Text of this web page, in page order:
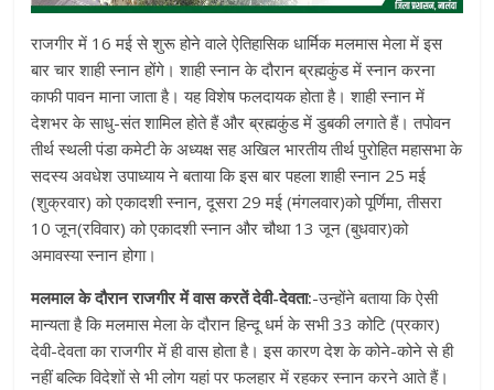
राजगीर में 16 मई से शुरू होने वाले ऐतिहासिक धार्मिक मलमास मेला में इस
बार चार शाही स्नान होंगे। शाही स्नान के दौरान ब्रह्मकुंड में स्नान करना
काफी पावन माना जाता है। यह विशेष फलदायक होता है। शाही स्नान में
देशभर के साधु-संत शामिल होते हैं और ब्रह्मकुंड में डुबकी लगाते हैं। तपोवन
तीर्थ स्थली पंडा कमेटी के अध्यक्ष सह अखिल भारतीय तीर्थ पुरोहित महासभा के
सदस्य अवधेश उपाध्याय ने बताया कि इस बार पहला शाही स्नान 25 मई
(शुक्रवार) को एकादशी स्नान, दूसरा 29 मई (मंगलवार)को पूर्णिमा, तीसरा
10 जून(रविवार) को एकादशी स्नान और चौथा 13 जून (बुधवार)को
अमावस्या स्नान होगा।
मलमाल के दौरान राजगीर में वास करतें देवी-देवता:-उन्होंने बताया कि ऐसी
मान्यता है कि मलमास मेला के दौरान हिन्दू धर्म के सभी 33 कोटि (प्रकार)
देवी-देवता का राजगीर में ही वास होता है। इस कारण देश के कोने-कोने से ही
नहीं बल्कि विदेशों से भी लोग यहां पर फलहार में रहकर स्नान करने आते हैं।